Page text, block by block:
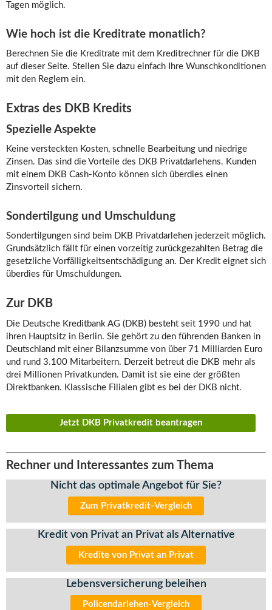
Tagen möglich.
Wie hoch ist die Kreditrate monatlich?
Berechnen Sie die Kreditrate mit dem Kreditrechner für die DKB
auf dieser Seite. Stellen Sie dazu einfach Ihre Wunschkonditionen
mit den Reglern ein.
Extras des DKB Kredits
Spezielle Aspekte
Keine versteckten Kosten, schnelle Bearbeitung und niedrige
Zinsen. Das sind die Vorteile des DKB Privatdarlehens. Kunden
mit einem DKB Cash-Konto können sich überdies einen
Zinsvorteil sichern.
Sondertilgung und Umschuldung
Sondertilgungen sind beim DKB Privatdarlehen jederzeit möglich.
Grundsätzlich fällt für einen vorzeitig zurückgezahlten Betrag die
gesetzliche Vorfälligkeitsentschädigung an. Der Kredit eignet sich
überdies für Umschuldungen.
Zur DKB
Die Deutsche Kreditbank AG (DKB) besteht seit 1990 und hat
ihren Hauptsitz in Berlin. Sie gehört zu den führenden Banken in
Deutschland mit einer Bilanzsumme von über 71 Milliarden Euro
und rund 3.100 Mitarbeitern. Derzeit betreut die DKB mehr als
drei Millionen Privatkunden. Damit ist sie eine der größten
Direktbanken. Klassische Filialen gibt es bei der DKB nicht.
Jetzt DKB Privatkredit beantragen
Rechner und Interessantes zum Thema
Nicht das optimale Angebot für Sie?
Zum Privatkredit-Vergleich
Kredit von Privat an Privat als Alternative
Kredite von Privat an Privat
Lebensversicherung beleihen
Policendarlehen-Vergleich